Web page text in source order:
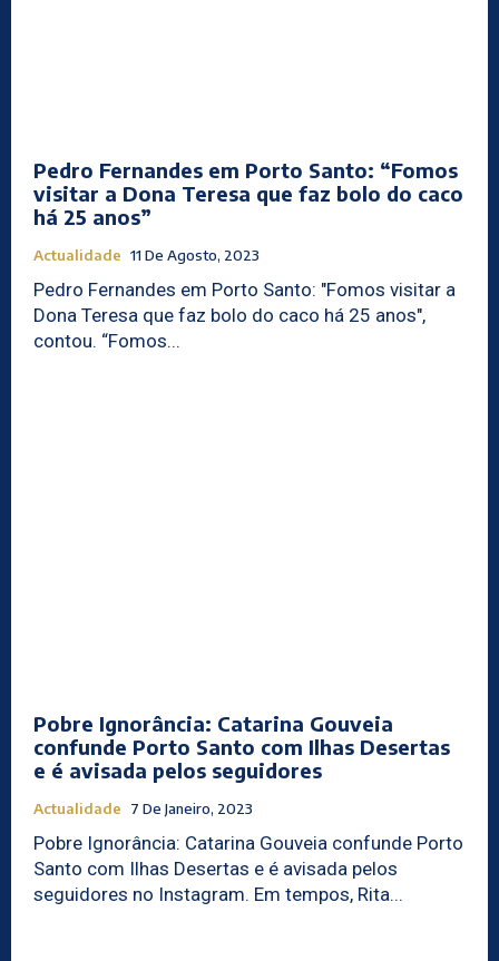
Pedro Fernandes em Porto Santo: “Fomos
visitar a Dona Teresa que faz bolo do caco
há 25 anos”
Actualidade 11 De Agosto, 2023
Pedro Fernandes em Porto Santo: "Fomos visitar a
Dona Teresa que faz bolo do caco há 25 anos",
contou. “Fomos...
Pobre Ignorância: Catarina Gouveia
confunde Porto Santo com Ilhas Desertas
e é avisada pelos seguidores
Actualidade 7 De Janeiro, 2023
Pobre Ignorância: Catarina Gouveia confunde Porto
Santo com Ilhas Desertas e é avisada pelos
seguidores no Instagram. Em tempos, Rita...